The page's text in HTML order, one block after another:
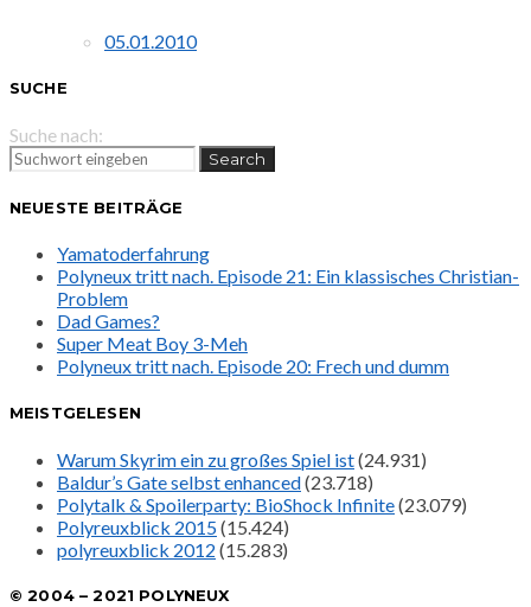
05.01.2010
SUCHE
Suche nach:
Search
NEUESTE BEITRÄGE
Yamatoderfahrung
Polyneux tritt nach. Episode 21: Ein klassisches Christian-
Problem
Dad Games?
Super Meat Boy 3-Meh
Polyneux tritt nach. Episode 20: Frech und dumm
MEISTGELESEN
Warum Skyrim ein zu großes Spiel ist(24.931)
Baldur’s Gate selbst enhanced(23.718)
Polytalk & Spoilerparty: BioShock Infinite(23.079)
Polyreuxblick 2015(15.424)
polyreuxblick 2012 (15.283)
© 2004 – 2021 POLYNEUX